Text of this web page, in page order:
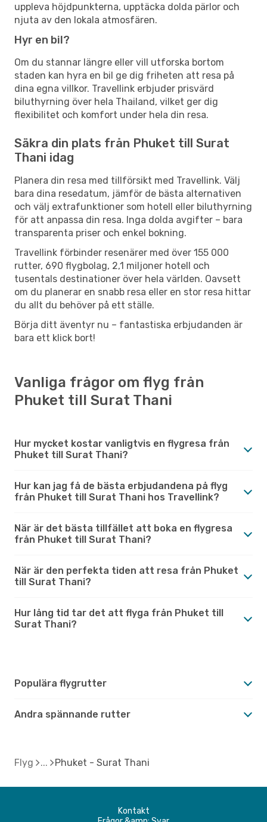
uppleva höjdpunkterna, upptäcka dolda pärlor och
njuta av den lokala atmosfären.
Hyr en bil?
Om du stannar längre eller vill utforska bortom
staden kan hyra en bil ge dig friheten att resa på
dina egna villkor. Travellink erbjuder prisvärd
biluthyrning över hela Thailand, vilket ger dig
flexibilitet och komfort under hela din resa.
Säkra din plats från Phuket till Surat
Thani idag
Planera din resa med tillförsikt med Travellink. Välj
bara dina resedatum, jämför de bästa alternativen
och välj extrafunktioner som hotell eller biluthyrning
för att anpassa din resa. Inga dolda avgifter – bara
transparenta priser och enkel bokning.
Travellink förbinder resenärer med över 155 000
rutter, 690 flygbolag, 2,1 miljoner hotell och
tusentals destinationer över hela världen. Oavsett
om du planerar en snabb resa eller en stor resa hittar
du allt du behöver på ett ställe.
Börja ditt äventyr nu – fantastiska erbjudanden är
bara ett klick bort!
Vanliga frågor om flyg från
Phuket till Surat Thani
Hur mycket kostar vanligtvis en flygresa från
Phuket till Surat Thani?
Hur kan jag få de bästa erbjudandena på flyg
från Phuket till Surat Thani hos Travellink?
När är det bästa tillfället att boka en flygresa
från Phuket till Surat Thani?
När är den perfekta tiden att resa från Phuket
till Surat Thani?
Hur lång tid tar det att flyga från Phuket till
Surat Thani?
Populära flygrutter
Andra spännande rutter
Flyg Phuket - Surat Thani
Kontakt